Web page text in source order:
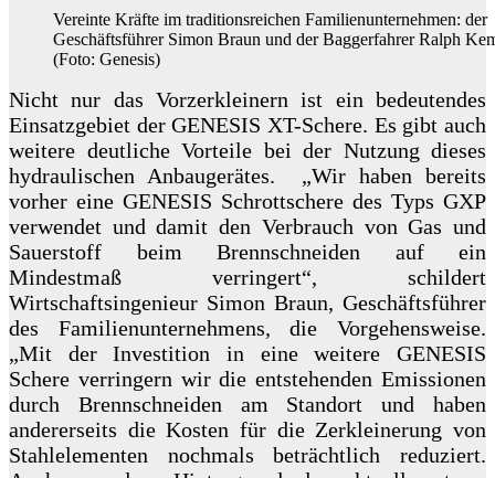
Vereinte Kräfte im traditionsreichen Familienunternehmen: der
Geschäftsführer Simon Braun und der Baggerfahrer Ralph
(Foto: Genesis)
Nicht nur das Vorzerkleinern ist ein bedeutendes
Einsatzgebiet der GENESIS XT-Schere. Es gibt auch
weitere deutliche Vorteile bei der Nutzung dieses
hydraulischen Anbaugerätes. „Wir haben bereits
vorher eine GENESIS Schrottschere des Typs GXP
verwendet und damit den Verbrauch von Gas und
Sauerstoff beim Brennschneiden auf ein
Mindestmaß verringert“, schildert
Wirtschaftsingenieur Simon Braun, Geschäftsführer
des Familienunternehmens, die Vorgehensweise.
„Mit der Investition in eine weitere GENESIS
Schere verringern wir die entstehenden Emissionen
durch Brennschneiden am Standort und haben
andererseits die Kosten für die Zerkleinerung von
Stahlelementen nochmals beträchtlich reduziert.